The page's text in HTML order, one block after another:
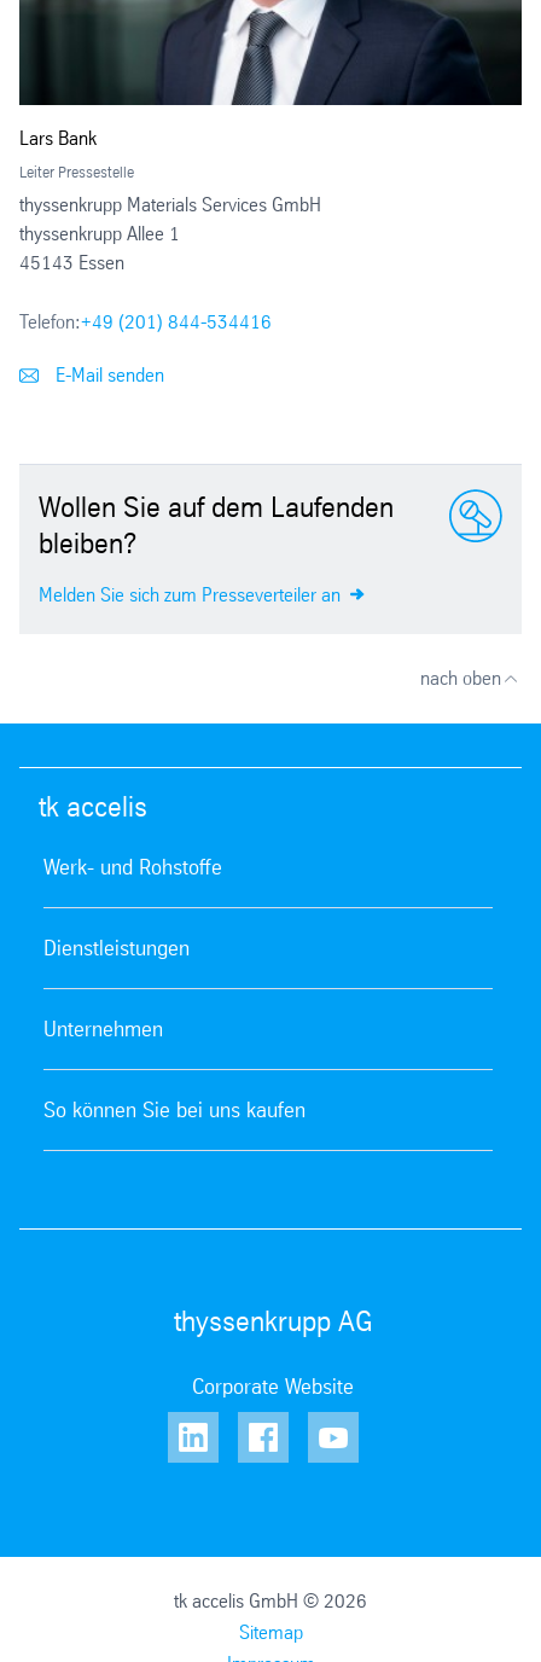
Lars Bank
Leiter Pressestelle
thyssenkrupp Materials Services GmbH
thyssenkrupp Allee 1
45143 Essen
Telefon:+49 (201) 844-534416
E-Mail senden
Wollen Sie auf dem Laufenden
bleiben?
Melden Sie sich zum Presseverteiler an
nach oben
tk accelis
Werk- und Rohstoffe
Dienstleistungen
Unternehmen
So können Sie bei uns kaufen
thyssenkrupp AG
Corporate Website
tk accelis GmbH © 2026
Sitemap